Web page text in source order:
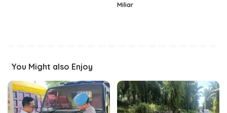
Miliar
You Might also Enjoy